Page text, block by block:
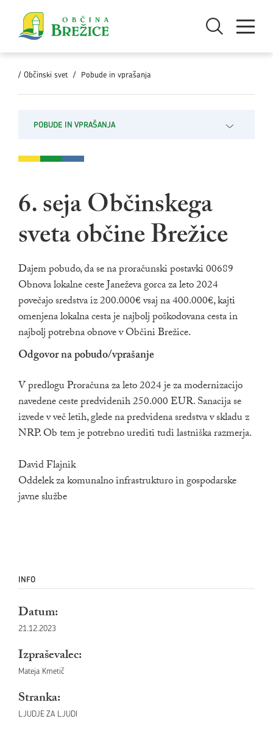
Odpri iskanjeOdpri meni
/ Občinski svet / Pobude in vprašanja
POBUDE IN VPRAŠANJA
6. seja Občinskega
sveta občine Brežice
Dajem pobudo, da se na proračunski postavki 00689
Obnova lokalne ceste Janeževa gorca za leto 2024
povečajo sredstva iz 200.000€ vsaj na 400.000€, kajti
omenjena lokalna cesta je najbolj poškodovana cesta in
najbolj potrebna obnove v Občini Brežice.
Odgovor na pobudo/vprašanje
V predlogu Proračuna za leto 2024 je za modernizacijo
navedene ceste predvidenih 250.000 EUR. Sanacija se
izvede v več letih, glede na predvidena sredstva v skladu z
NRP. Ob tem je potrebno urediti tudi lastniška razmerja.
David Flajnik
Oddelek za komunalno infrastrukturo in gospodarske
javne službe
INFO
Datum:
21.12.2023
Izpraševalec:
Mateja Kmetič
Stranka:
LJUDJE ZA LJUDI